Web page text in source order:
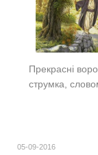
Прекрасні
струмка,
05-09-2016